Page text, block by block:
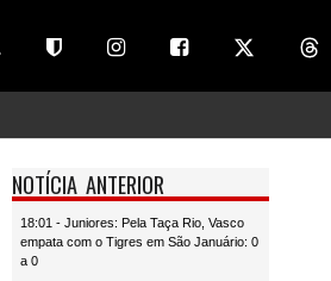
NOTÍCIA ANTERIOR
18:01 - Juniores: Pela Taça Rio, Vasco
empata com o Tigres em São Januário: 0
a 0